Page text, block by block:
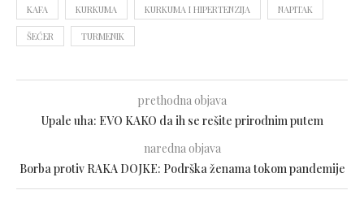
KAFA KURKUMA KURKUMA I HIPERTENZIJA NAPITAK
ŠEĆER TURMENIK
prethodna objava
Upale uha: EVO KAKO da ih se rešite prirodnim putem
naredna objava
Borba protiv RAKA DOJKE: Podrška ženama tokom pandemije